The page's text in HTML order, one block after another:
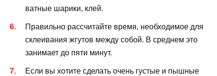
ватные шарики, клей.
Правильно рассчитайте время, необходимое для
склеивания жгутов между собой. В среднем это
занимает до пяти минут.
Если вы хотите сделать очень густые и пышные